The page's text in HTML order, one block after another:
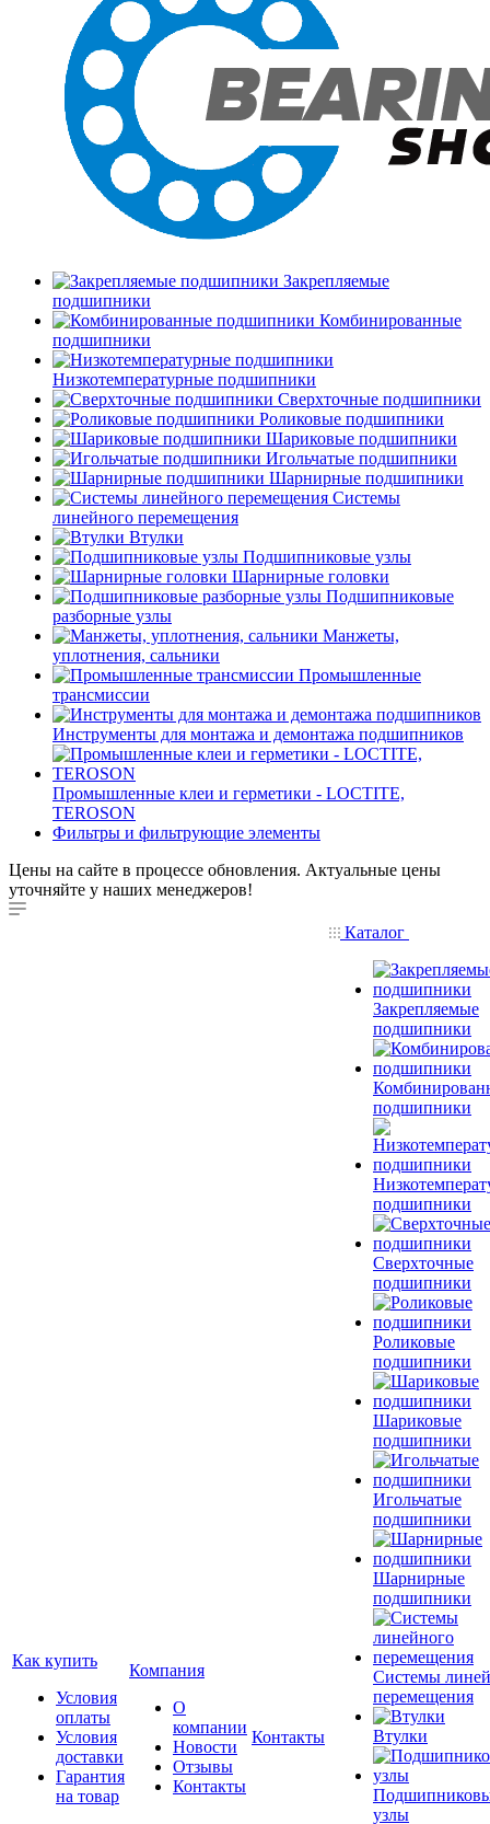
Закрепляемые
подшипники
Комбинированные
подшипники
Низкотемпературные подшипники
Сверхточные подшипники
Роликовые подшипники
Шариковые подшипники
Игольчатые подшипники
Шарнирные подшипники
Системы
линейного перемещения
Втулки
Подшипниковые узлы
Шарнирные головки
Подшипниковые
разборные узлы
Манжеты,
уплотнения, сальники
Промышленные
трансмиссии
Инструменты для монтажа и демонтажа подшипников
Промышленные клеи и герметики - LOCTITE,
TEROSON
Фильтры и фильтрующие элементы
Цены на сайте в процессе обновления. Актуальные цены
уточняйте у наших менеджеров!
Как купить
Условия
оплаты
Условия
доставки
Гарантия
на товар
Компания
О
компании
Новости
Отзывы
Контакты
Контакты
Каталог
Закрепляемые
подшипники
подшипники
подшипники
Сверхточные
подшипники
Роликовые
подшипники
Шариковые
подшипники
Игольчатые
подшипники
Шарнирные
подшипники
Системы
перемещения
Втулки
узлы